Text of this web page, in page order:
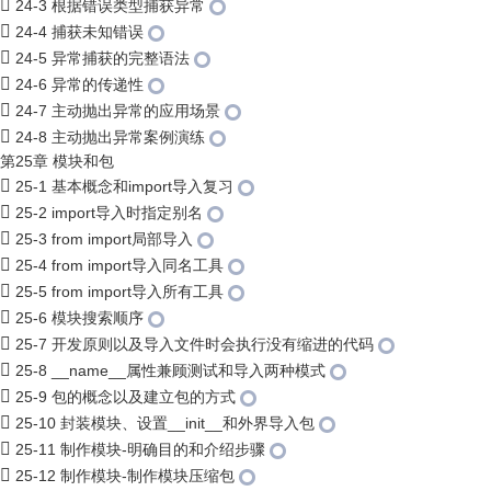
24-3 根据错误类型捕获异常
24-4 捕获未知错误
24-5 异常捕获的完整语法
24-6 异常的传递性
24-7 主动抛出异常的应用场景
24-8 主动抛出异常案例演练
第25章 模块和包
25-1 基本概念和import导入复习
25-2 import导入时指定别名
25-3 from import局部导入
25-4 from import导入同名工具
25-5 from import导入所有工具
25-6 模块搜索顺序
25-7 开发原则以及导入文件时会执行没有缩进的代码
25-8 __name__属性兼顾测试和导入两种模式
25-9 包的概念以及建立包的方式
25-10 封装模块、设置__init__和外界导入包
25-11 制作模块-明确目的和介绍步骤
25-12 制作模块-制作模块压缩包